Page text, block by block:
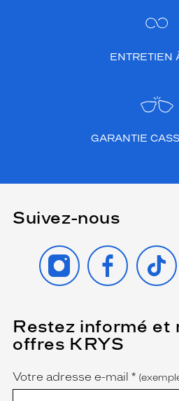
ENTRETIEN
GARANTIE
Suivez-nous
INSTAGRAMFACEBOOK
TIKTOK
Restez informé et
offres KRYS
Name
Votre adresse e-mail *
(Ce
champ
est
obligatoire)